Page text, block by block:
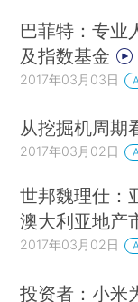
巴菲特：专业
及指数基金
2017年03月03日
从挖掘机周期
2017年03月02日
世邦魏理仕：
澳大利亚地产
2017年03月02日
投资者：小米